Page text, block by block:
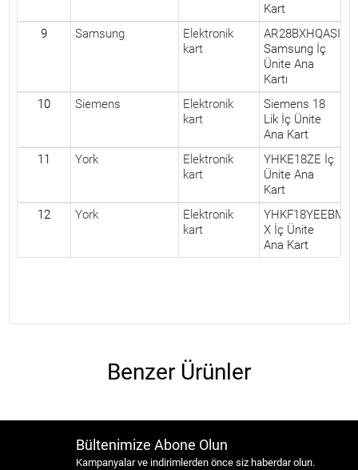
Kart
9
Samsung
Elektronik
kart
AR28BXHQASINK
Samsung İç
Ünite Ana
Kartı
10
Siemens
Elektronik
kart
Siemens 18
Lik İç Ünite
Ana Kart
11
York
Elektronik
kart
YHKE18ZE İç
Ünite Ana
Kart
12
York
Elektronik
kart
X İç Ünite
Ana Kart
Benzer Ürünler
Bültenimize Abone Olun
Kampanyalar ve indirimlerden önce siz haberdar olun.